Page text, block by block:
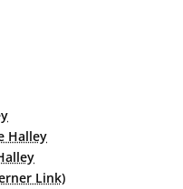
Halley
Link)